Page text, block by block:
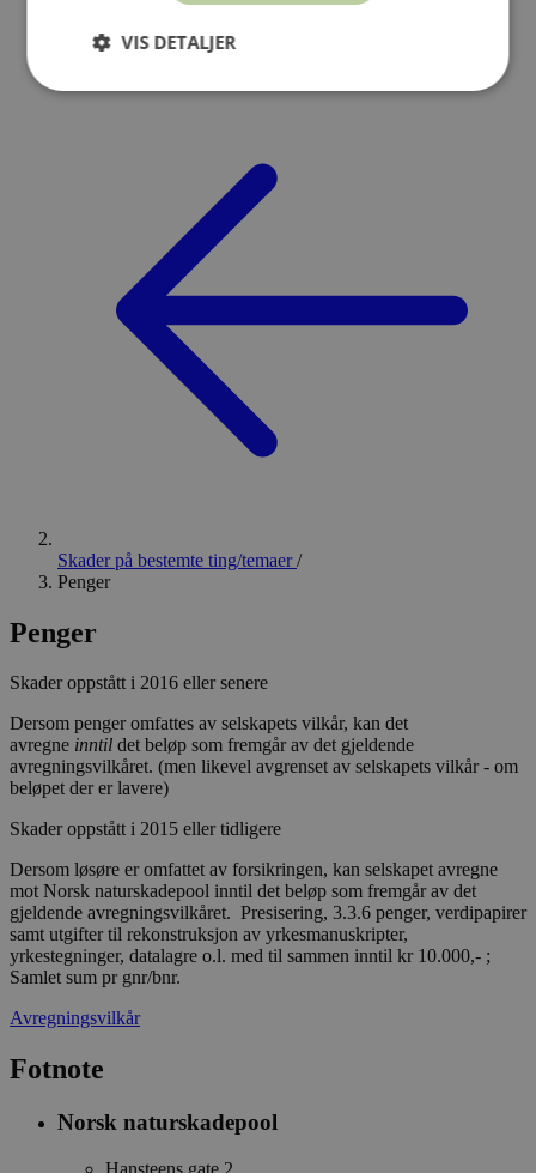
Skader på bestemte ting/temaer/
Penger
Penger
Skader oppstått i 2016 eller senere
Dersom penger omfattes av selskapets vilkår, kan det
avregne inntil det beløp som fremgår av det gjeldende
avregningsvilkåret. (men likevel avgrenset av selskapets vilkår - om
beløpet der er lavere)
Skader oppstått i 2015 eller tidligere
Dersom løsøre er omfattet av forsikringen, kan selskapet avregne
mot Norsk naturskadepool inntil det beløp som fremgår av det
gjeldende avregningsvilkåret. Presisering, 3.3.6 penger, verdipapirer
samt utgifter til rekonstruksjon av yrkesmanuskripter,
yrkestegninger, datalagre o.l. med til sammen inntil kr 10.000,- ;
Samlet sum pr gnr/bnr.
Avregningsvilkår
Fotnote
Norsk naturskadepool
Hansteens gate 2
VIS DETALJER